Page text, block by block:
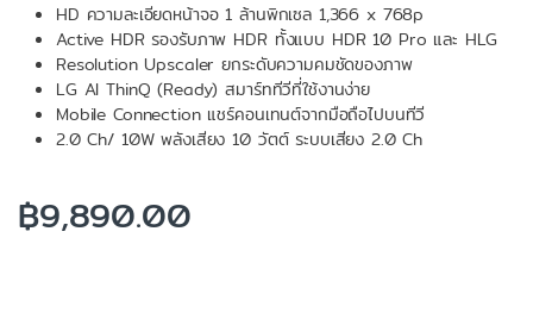
HD ความละเอียดหน้าจอ 1 ล้านพิกเซล 1,366 x 768p
Active HDR รองรับภาพ HDR ทั้งแบบ HDR 10 Pro และ HLG
Resolution Upscaler ยกระดับความคมชัดของภาพ
LG AI ThinQ (Ready) สมาร์ททีวีที่ใช้งานง่าย
Mobile Connection แชร์คอนเทนต์จากมือถือไปบนทีวี
2.0 Ch/ 10W พลังเสียง 10 วัตต์ ระบบเสียง 2.0 Ch
฿9,890.00